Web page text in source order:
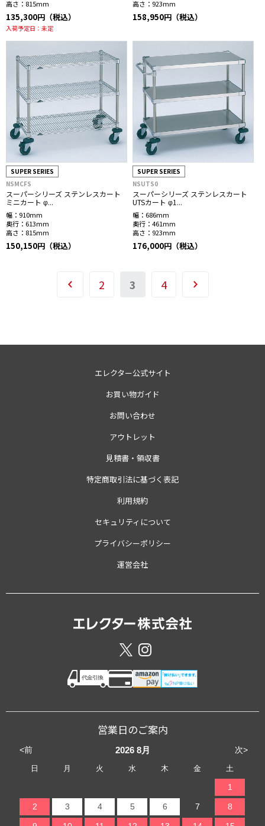
高さ： 815mm
135,300円（税込）
入荷予定日： 未定
高さ： 923mm
158,950円（税込）
SUPER SERIES
NSMCFS
スーパーシリーズ ステンレスカート
ミニカート φ...
幅： 910mm
奥行： 613mm
高さ： 815mm
150,150円（税込）
SUPER SERIES
NSUTS0
スーパーシリーズ ステンレスカート
UTSカート φ1...
幅： 686mm
奥行： 461mm
高さ： 923mm
176,000円（税込）
2 3 4
エレクター公式サイト
お買い物ガイド
お問い合わせ
アウトレット
見積書・領収書
特定商取引法に基づく表記
利用規約
セキュリティについて
プライバシーポリシー
運営会社
営業日のご案内
<前 次>
2026 8月
日 月 火 水 木 金 土
1
2 3 4 5 6 7 8